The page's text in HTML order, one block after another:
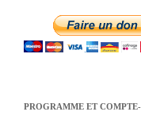
PROGRAMME ET